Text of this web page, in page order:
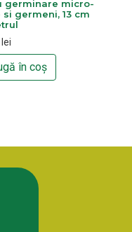
germinare micro-
si germeni, 13 cm
lei
în coș